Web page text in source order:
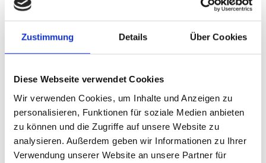
Zustimmung Details Über Cookies
Diese Webseite verwendet Cookies
Wir verwenden Cookies, um Inhalte und Anzeigen zu
personalisieren, Funktionen für soziale Medien anbieten
zu können und die Zugriffe auf unsere Website zu
analysieren. Außerdem geben wir Informationen zu Ihrer
Verwendung unserer Website an unsere Partner für
Sie möchten die Motive etwas größer und in Ruhe
Dann klicken Sie darauf. Oder benutzen Sie nach Bedarf die Pfeile zur Navigation.